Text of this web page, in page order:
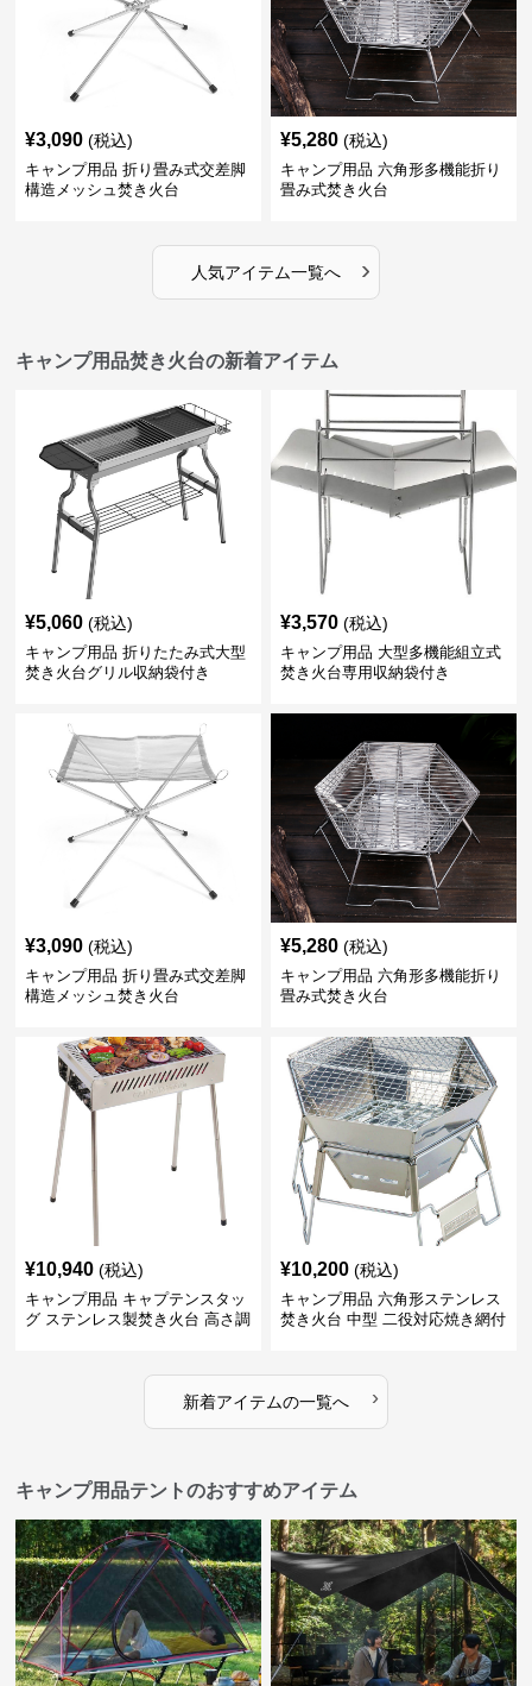
¥3,090 (税込)
キャンプ用品 折り畳み式交差脚
構造メッシュ焚き火台
¥5,280 (税込)
キャンプ用品 六角形多機能折り
畳み式焚き火台
人気アイテム一覧へ ›
キャンプ用品焚き火台の新着アイテム
¥5,060 (税込)
キャンプ用品 折りたたみ式大型
焚き火台グリル収納袋付き
¥3,570 (税込)
キャンプ用品 大型多機能組立式
焚き火台専用収納袋付き
¥3,090 (税込)
キャンプ用品 折り畳み式交差脚
構造メッシュ焚き火台
¥5,280 (税込)
キャンプ用品 六角形多機能折り
畳み式焚き火台
¥10,940 (税込)
キャンプ用品 キャプテンスタッ
グ ステンレス製焚き火台 高さ調
¥10,200 (税込)
キャンプ用品 六角形ステンレス
焚き火台 中型 二役対応焼き網付
新着アイテムの一覧へ ›
キャンプ用品テントのおすすめアイテム